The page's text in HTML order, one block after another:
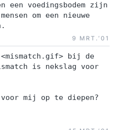
een voedingsbodem zijn
om een nieuwe
9 MRT.‘01
bij de
is nekslag voor
mij op te diepen?